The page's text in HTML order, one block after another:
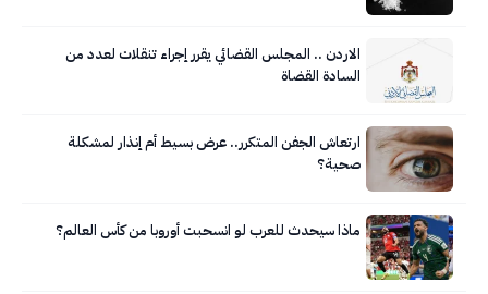
الاردن .. المجلس القضائي يقرر إجراء تنقلات لعدد من
السادة القضاة
ارتعاش الجفن المتكرر.. عرض بسيط أم إنذار لمشكلة
صحية؟
ماذا سيحدث للعرب لو انسحبت أوروبا من كأس العالم؟